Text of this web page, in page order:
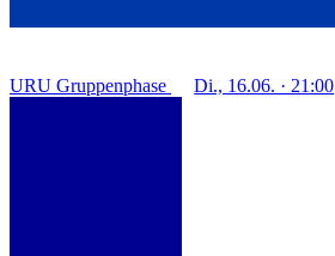
URU Gruppenphase Di., 16.06. · 21:00